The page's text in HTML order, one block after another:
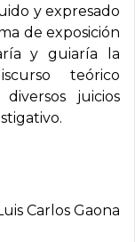
y expresado
de exposición
y guiaría la
teórico
juicios
Carlos Gaona